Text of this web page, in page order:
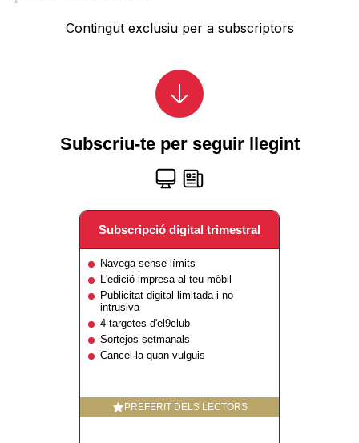
Contingut exclusiu per a subscriptors